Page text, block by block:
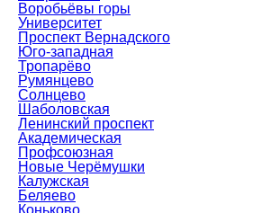
Воробьёвы горы
Университет
Проспект Вернадского
Юго-западная
Тропарёво
Румянцево
Солнцево
Шаболовская
Ленинский проспект
Академическая
Профсоюзная
Новые Черёмушки
Калужская
Беляево